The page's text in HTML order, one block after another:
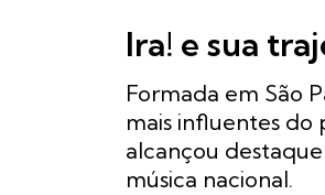
Ira! e sua
Formada em São
mais influentes do
alcançou
música nacional.